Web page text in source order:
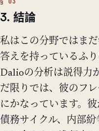
3. 結論
私はこの分野ではま
答えを持っているふ
Dalioの分析は説得力
だ限りでは、彼のフ
にかなっています。
債務サイクル、内部